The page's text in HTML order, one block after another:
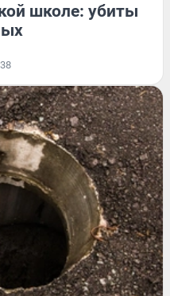
школе: убиты
38